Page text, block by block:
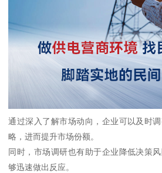
通过深入了解市场动向，企业可以及时
略，进而提升市场份额。
同时，市场调研也有助于企业降低决策
够迅速做出反应。